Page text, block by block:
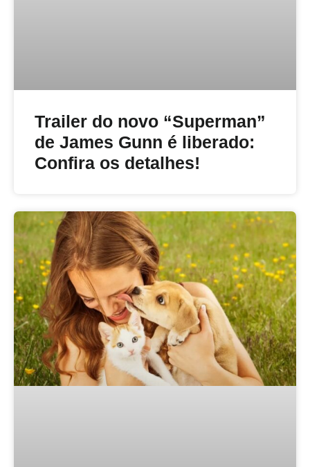
Trailer do novo “Superman”
de James Gunn é liberado:
Confira os detalhes!